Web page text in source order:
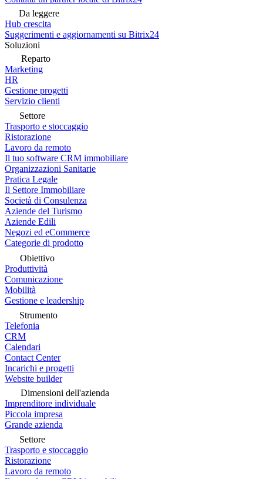
Da leggere
Hub crescita
Suggerimenti e aggiornamenti su Bitrix24
Soluzioni
Reparto
Marketing
HR
Gestione progetti
Servizio clienti
Settore
Trasporto e stoccaggio
Ristorazione
Lavoro da remoto
Il tuo software CRM immobiliare
Organizzazioni Sanitarie
Pratica Legale
Il Settore Immobiliare
Società di Consulenza
Aziende del Turismo
Aziende Edili
Negozi ed eCommerce
Categorie di prodotto
Obiettivo
Produttività
Comunicazione
Mobilità
Gestione e leadership
Strumento
Telefonia
CRM
Calendari
Contact Center
Incarichi e progetti
Website builder
Dimensioni dell'azienda
Imprenditore individuale
Piccola impresa
Grande azienda
Settore
Trasporto e stoccaggio
Ristorazione
Lavoro da remoto